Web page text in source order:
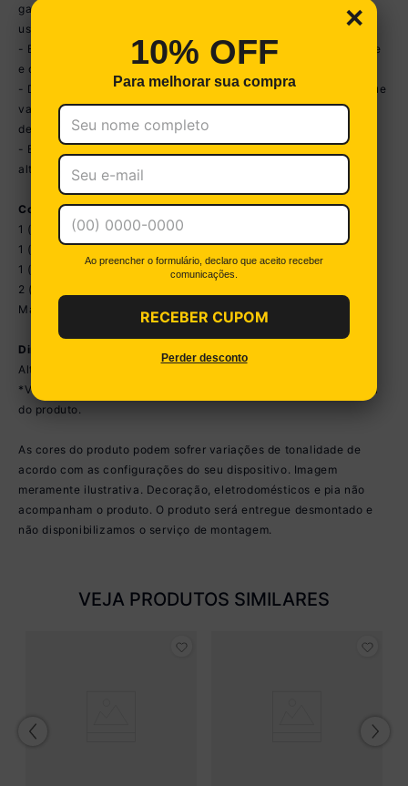
garantem deslizamento leve, silencioso e maior durabilidade no
uso.
- Espaço dedicado para forno e micro-ondas: otimiza o ambiente
e oferece praticidade na rotina.
- Design moderno: puxadores alongados minimalistas em ABS que
valorizam o visual e combinam com diferentes estilos de
decoração.
- Estabilidade e ajuste: pés em polipropileno com regulagem de
altura para melhor nivelamento em diferentes tipos de piso.
Conteúdo da Embalagem:
1 (um) Paneleiro Torre Quente 61,5cm
1 (um) Armário Aéreo c/ Portas de Vidro 120cm
1 (um) Armário Aéreo 120cm
2 (dois) Balcões com Tampo 120cm
Manual de Montagem e Kit Ferragem
Dimensões do Produto Montado:
Altura: 202 a 204,5cm | Largura: 301,5cm | Profundidade: 52cm
*Você pode consultar as medidas detalhadas na imagem técnica
do produto.
As cores do produto podem sofrer variações de tonalidade de
acordo com as configurações do seu dispositivo. Imagem
meramente ilustrativa. Decoração, eletrodomésticos e pia não
acompanham o produto. O produto será entregue desmontado e
não disponibilizamos o serviço de montagem.
VEJA PRODUTOS SIMILARES
×
10% OFF
Para melhorar sua compra
Ao preencher o formulário, declaro que aceito receber
comunicações.
RECEBER CUPOM
Perder desconto